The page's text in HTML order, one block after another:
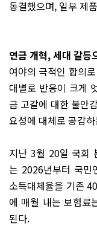
동결했으며, 일부 제
연금 개혁, 세대 갈등
여야의 극적인 합의
대별로 반응이 크게
금 고갈에 대한 불안
요성에 대체로 공감
지난 3월 20일 국회
는 2026년부터 국민
소득대체율을 기존
에 매월 내는 보험료
된다.